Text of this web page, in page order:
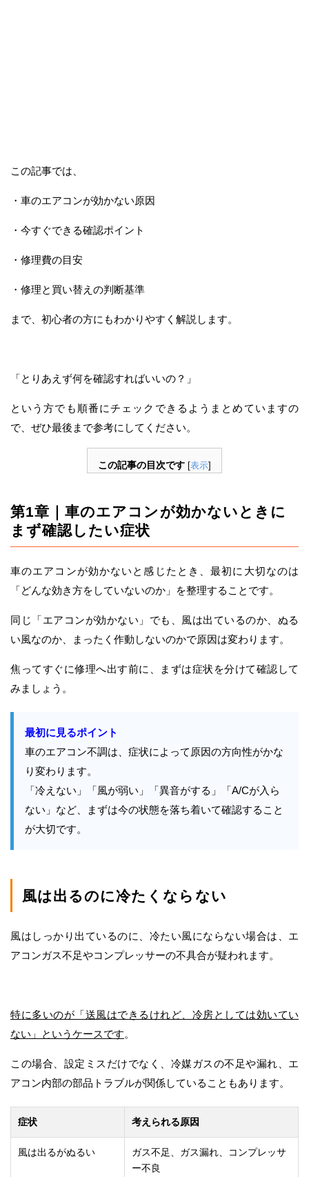
この記事では、
・車のエアコンが効かない原因
・今すぐできる確認ポイント
・修理費の目安
・修理と買い替えの判断基準
まで、初心者の方にもわかりやすく解説します。
「とりあえず何を確認すればいいの？」
という方でも順番にチェックできるようまとめていますの
で、ぜひ最後まで参考にしてください。
この記事の目次です [表示]
第1章｜車のエアコンが効かないときに
まず確認したい症状
車のエアコンが効かないと感じたとき、最初に大切なのは
「どんな効き方をしていないのか」を整理することです。
同じ「エアコンが効かない」でも、風は出ているのか、ぬる
い風なのか、まったく作動しないのかで原因は変わります。
焦ってすぐに修理へ出す前に、まずは症状を分けて確認して
みましょう。
最初に見るポイント
車のエアコン不調は、症状によって原因の方向性がかな
り変わります。
「冷えない」「風が弱い」「異音がする」「A/Cが入ら
ない」など、まずは今の状態を落ち着いて確認すること
が大切です。
風は出るのに冷たくならない
風はしっかり出ているのに、冷たい風にならない場合は、エ
アコンガス不足やコンプレッサーの不具合が疑われます。
特に多いのが「送風はできるけれど、冷房としては効いてい
ない」というケースです。
この場合、設定ミスだけでなく、冷媒ガスの不足や漏れ、エ
アコン内部の部品トラブルが関係していることもあります。
症状 考えられる原因
風は出るがぬるい
ガス不足、ガス漏れ、コンプレッサ
ー不良